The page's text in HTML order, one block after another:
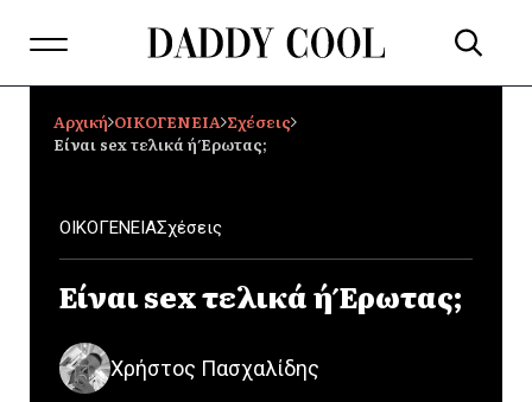
Αρχική ΟΙΚΟΓΕΝΕΙΑ Σχέσεις
Είναι sex τελικά ή Έρωτας;
ΟΙΚΟΓΕΝΕΙΑΣχέσεις
Είναι sex τελικά ή Έρωτας;
Χρήστος Πασχαλίδης